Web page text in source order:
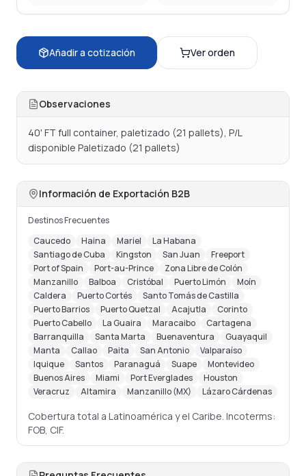
Añadir a cotización Ver orden
Observaciones
40' FT full container, paletizado (21 pallets), P/L
disponible Paletizado (21 pallets)
Información de Exportación B2B
Destinos Frecuentes
Caucedo
Haina Mariel
La Habana
Santiago de Cuba
Kingston San Juan
Freeport
Port of Spain
Port-au-Prince
Zona Libre de Colón
Manzanillo
Balboa Cristóbal Puerto Limón
Moín
Caldera
Puerto Cortés
Santo Tomás de Castilla
Puerto Barrios
Puerto Quetzal Acajutla
Corinto
Puerto Cabello
La Guaira Maracaibo
Cartagena
Barranquilla
Santa Marta Buenaventura
Guayaquil
Manta
Callao Paita San Antonio
Valparaíso
Iquique
Santos Paranaguá Suape
Montevideo
Buenos Aires
Miami Port Everglades
Houston
Veracruz
Altamira Manzanillo (MX) Lázaro Cárdenas
Cobertura total a Latinoamérica y el Caribe. Incoterms:
FOB, CIF.